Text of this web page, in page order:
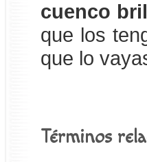
cuenco
que los
que lo
Términos